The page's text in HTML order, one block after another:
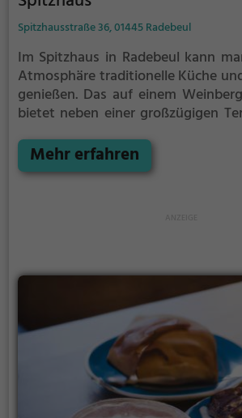
Spitzhausstraße 36, 01445 Radebeul
Im Spitzhaus in Radebeul kann
Atmosphäre traditionelle Küche
genießen. Das auf einem
bietet neben einer großzügigen
kann. Hier findet man eine
Bieren, deutsche Spezialitäten und
kulinarisch verwöhnen lassen
Umgebung genießen.
Mehr erfahren